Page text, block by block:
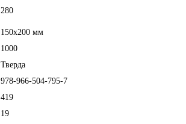
280
150х200 мм
1000
Тверда
978-966-504-795-7
419
19